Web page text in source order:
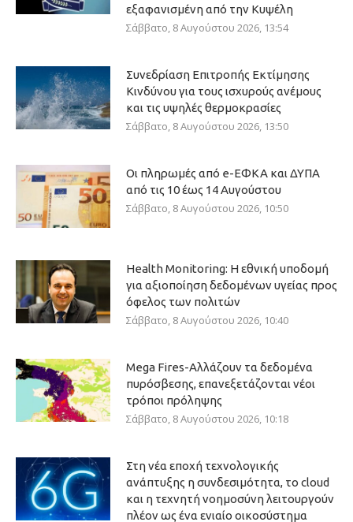
εξαφανισμένη από την Κυψέλη
Σάββατο, 8 Αυγούστου 2026, 13:54
Συνεδρίαση Επιτροπής Εκτίμησης
Κινδύνου για τους ισχυρούς ανέμους
και τις υψηλές θερμοκρασίες
Σάββατο, 8 Αυγούστου 2026, 13:50
Οι πληρωμές από e-ΕΦΚΑ και ΔΥΠΑ
από τις 10 έως 14 Αυγούστου
Σάββατο, 8 Αυγούστου 2026, 10:50
Health Monitoring: Η εθνική υποδομή
για αξιοποίηση δεδομένων υγείας προς
όφελος των πολιτών
Σάββατο, 8 Αυγούστου 2026, 10:40
Mega Fires-Αλλάζουν τα δεδομένα
πυρόσβεσης, επανεξετάζονται νέοι
τρόποι πρόληψης
Σάββατο, 8 Αυγούστου 2026, 10:18
Στη νέα εποχή τεχνολογικής
ανάπτυξης η συνδεσιμότητα, το cloud
και η τεχνητή νοημοσύνη λειτουργούν
πλέον ως ένα ενιαίο οικοσύστημα